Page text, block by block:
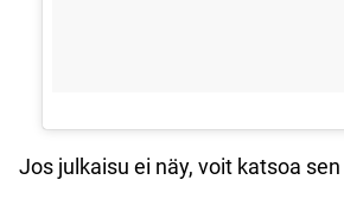
Jos julkaisu ei näy, voit katsoa sen